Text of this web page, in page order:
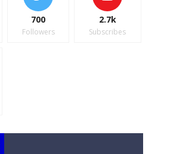
700
Followers
2.7k
Subscribes